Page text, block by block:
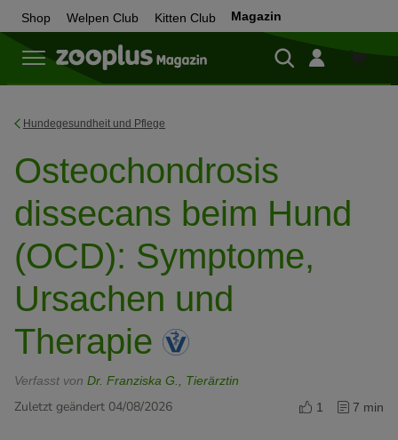
Shop Welpen Club Kitten Club Magazin
Zum
Hundegesundheit und Pflege
Osteochondrosis
dissecans beim Hund
(OCD): Symptome,
Ursachen und
Therapie
Verfasst von Dr. Franziska G., Tierärztin
Zuletzt geändert 04/08/2026 1 7 min